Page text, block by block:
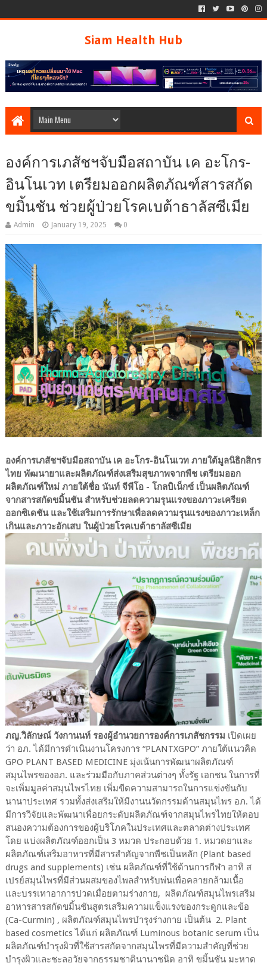
Siam Health Hub
องค์การเภสัชฯจับมือสถาบัน เค อะโกร-
อินโนเวท เตรียมออกผลิตภัณฑ์สารสกัด
ขมิ้นชัน ช่วยผู้ป่วยโรคเบต้าธาลัสซีเมีย
Admin January 19, 2025 0
องค์การเภสัชฯจับมือสถาบัน เค อะโกร-อินโนเวท ภายใต้มูลนิธิกสิกร
ไทย พัฒนายาและผลิตภัณฑ์ส่งเสริมสุขภาพจากพืช เตรียมออก
ผลิตภัณฑ์ใหม่ ภายใต้ชื่อ นันท์ จีพีโอ - โกลบิเน็กซ์ เป็นผลิตภัณฑ์
จากสารสกัดขมิ้นชัน สำหรับช่วยลดความรุนแรงของภาวะเครียด
ออกซิเดชัน และใช้เสริมการรักษาเพื่อลดความรุนแรงของภาวะเหล็ก
เกินและภาวะอักเสบ ในผู้ป่วยโรคเบต้าธาลัสซีเมีย
ภญ.วิลักษณ์ วังกานนท์ รองผู้อำนวยการองค์การเภสัชกรรม เปิดเผย
ว่า อภ. ได้มีการดำเนินงานโครงการ “PLANTXGPO” ภายใต้แนวคิด
GPO PLANT BASED MEDICINE มุ่งเน้นการพัฒนาผลิตภัณฑ์
สมุนไพรของอภ. และร่วมมือกับภาคส่วนต่างๆ ทั้งรัฐ เอกชน ในการที่
จะเพิ่มมูลค่าสมุนไพรไทย เพิ่มขีดความสามารถในการแข่งขันกับ
นานาประเทศ รวมทั้งส่งเสริมให้มีงานนวัตกรรมด้านสมุนไพร อภ. ได้
มีการวิจัยและพัฒนาเพื่อยกระดับผลิตภัณฑ์จากสมุนไพรไทยให้ตอบ
สนองความต้องการของผู้บริโภคในประเทศและตลาดต่างประเทศ
โดย แบ่งผลิตภัณฑ์ออกเป็น 3 หมวด ประกอบด้วย 1. หมวดยาและ
ผลิตภัณฑ์เสริมอาหารที่มีสารสำคัญจากพืชเป็นหลัก (Plant based
drugs and supplements) เช่น ผลิตภัณฑ์ที่ใช้ด้านการกีฬา อาทิ ส
เปรย์สมุนไพรที่มีส่วนผสมของไพลสำหรับพ่นเพื่อคลายกล้ามเนื้อ
และบรรเทาอาการปวดเมื่อยตามร่างกาย, ผลิตภัณฑ์สมุนไพรเสริม
อาหารสารสกัดขมิ้นชันสูตรเสริมความแข็งแรงของกระดูกและข้อ
(Ca-Curmin) , ผลิตภัณฑ์สมุนไพรบำรุงร่างกาย เป็นต้น 2. Plant
based cosmetics ได้แก่ ผลิตภัณฑ์ Luminous botanic serum เป็น
ผลิตภัณฑ์บำรุงผิวที่ใช้สารสกัดจากสมุนไพรที่มีความสำคัญที่ช่วย
บำรุงผิวและชะลอวัยจากธรรมชาตินานาชนิด อาทิ ขมิ้นชัน มะหาด